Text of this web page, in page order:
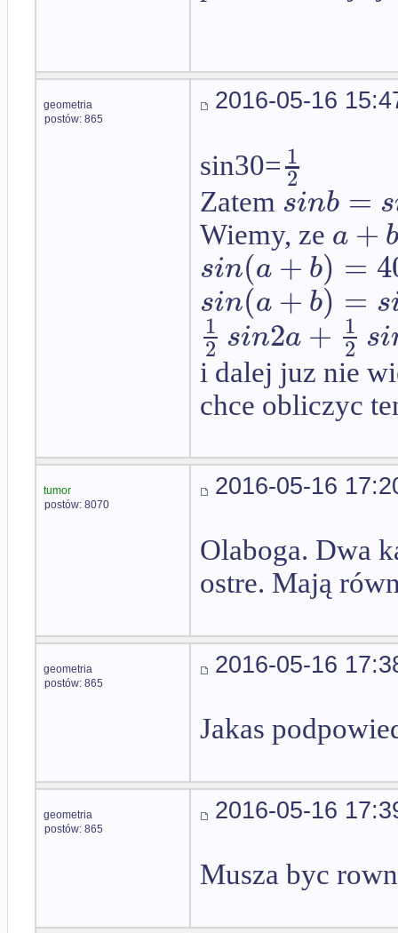
geometria
postów: 865
2016-05-16
sin30= 1
2
Zatem sinb = s
Wiemy, ze a +
sin(a + b) =
sin(a + b) = s
1
2 sin2a + 1
2 si
i dalej juz nie
chce obliczyc
tumor
postów: 8070
2016-05-16
Olaboga. Dwa
ostre. Mają
geometria
postów: 865
2016-05-16
Jakas
geometria
postów: 865
2016-05-16
Musza byc